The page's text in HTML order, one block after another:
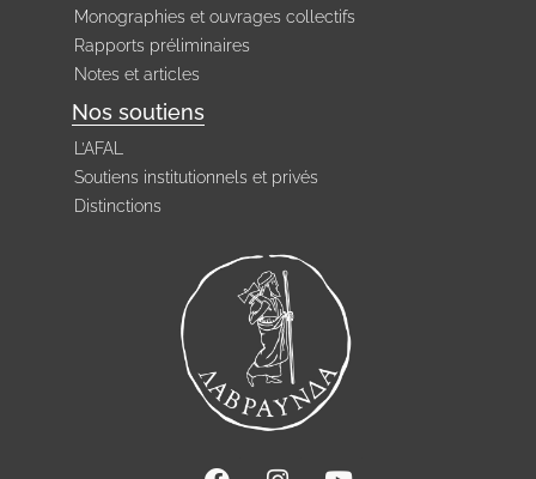
Monographies et ouvrages collectifs
Rapports préliminaires
Notes et articles
Nos soutiens
L’AFAL
Soutiens institutionnels et privés
Distinctions